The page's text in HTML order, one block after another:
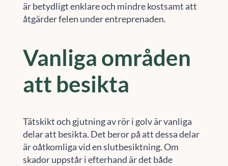
är betydligt enklare och mindre kostsamt att
åtgärder felen under entreprenaden.
Vanliga områden
att besikta
Tätskikt och gjutning av rör i golv är vanliga
delar att besikta. Det beror på att dessa delar
är oåtkomliga vid en slutbesiktning. Om
skador uppstår i efterhand är det både